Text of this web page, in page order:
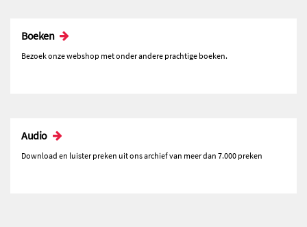
Boeken
Bezoek onze webshop met onder andere prachtige boeken.
Audio
Download en luister preken uit ons archief van meer dan 7.000 preken